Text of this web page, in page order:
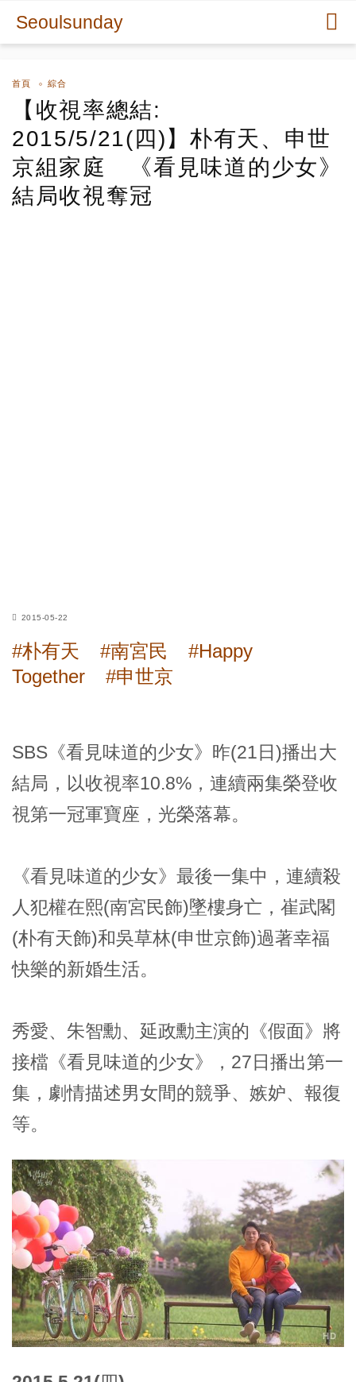
Seoulsunday
首頁 綜合
【收視率總結:
2015/5/21(四)】朴有天、申世
京組家庭 《看見味道的少女》
結局收視奪冠
2015-05-22
#朴有天 #南宮民
#Happy
Together
#申世京
SBS 《看見味道的少女》 昨(21日)播出大
結局，以收視率10.8%，連續兩集榮登收
視第一冠軍寶座，光榮落幕。
《看見味道的少女》 最後一集中，連續殺
人犯權在熙(南宮民飾)墜樓身亡，崔武閣
(朴有天飾)和吳草林(申世京飾)過著幸福
快樂的新婚生活。
秀愛、朱智勳、延政勳主演的 《假面》 將
接檔 《看見味道的少女》
，27日播出第一
集，劇情描述男女間的競爭、嫉妒、報復
等。